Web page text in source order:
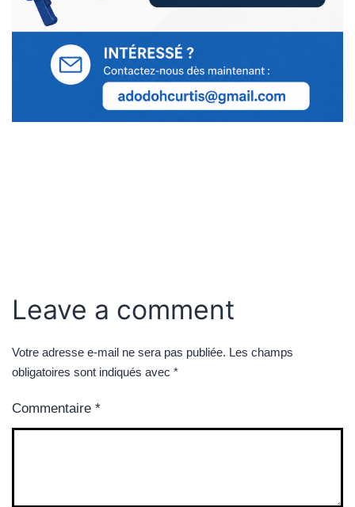
Leave a comment
Votre adresse e-mail ne sera pas publiée. Les champs
obligatoires sont indiqués avec *
Commentaire *